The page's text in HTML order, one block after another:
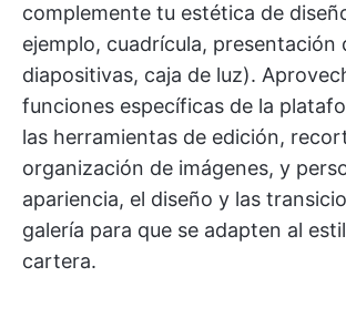
complemente tu estética de
ejemplo, cuadrícula, presentación
diapositivas, caja de luz).
funciones específicas de la
las herramientas de edición,
organización de imágenes, y
apariencia, el diseño y las
galería para que se adapten al
cartera.